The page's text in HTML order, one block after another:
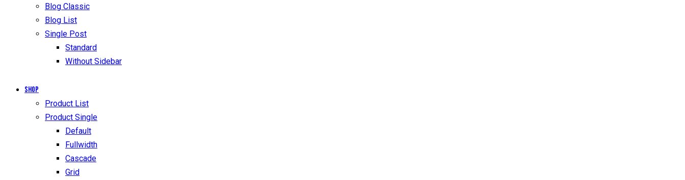
Blog Classic
Blog List
Single Post
Standard
Without Sidebar
Shop
Product List
Product Single
Default
Fullwidth
Cascade
Grid